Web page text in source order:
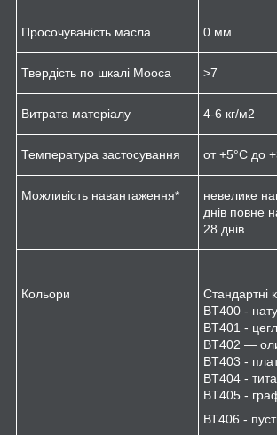
Просочуваність масла 0 мм
Твердість по шкалі Мооса >7
Витрата матеріалу 4-6 кг/м2
Температура застосування от +5°C до
Можливість навантаження*
невелике
днів повне
28 днів
Кольори
Стандартні
BT400 -
BT401 -
BT402 —
BT403 -
BT404 -
BT405 -
ВТ406 -